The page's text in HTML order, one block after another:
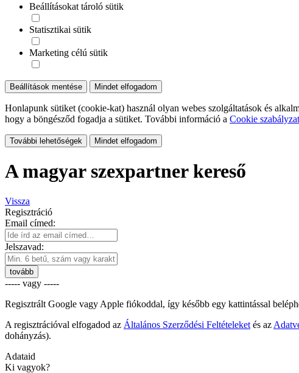
Beállításokat tároló sütik
Statisztikai sütik
Marketing célú sütik
Beállítások mentése Mindet elfogadom
Honlapunk sütiket (cookie-kat) használ olyan webes szolgáltatások és
hogy a böngésződ fogadja a sütiket. További információ a Cookie
További lehetőségek Mindet elfogadom
A magyar szexpartner kereső
Vissza
Regisztráció
Email címed:
Jelszavad:
tovább
----- vagy -----
Regisztrált Google vagy Apple fiókoddal, így később egy kattintással
A regisztrációval elfogadod az Általános Szerződési Feltételeket és az
dohányzás).
Adataid
Ki vagyok?